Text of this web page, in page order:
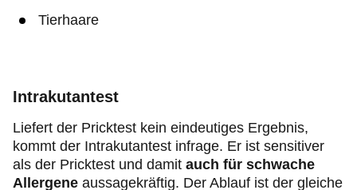
Tierhaare
Intrakutantest
Liefert der Pricktest kein eindeutiges Ergebnis,
kommt der Intrakutantest infrage. Er ist sensitiver
als der Pricktest und damit auch für schwache
Allergene aussagekräftig. Der Ablauf ist der gleiche